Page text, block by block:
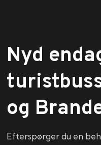
Nyd
og
Efterspørger du en